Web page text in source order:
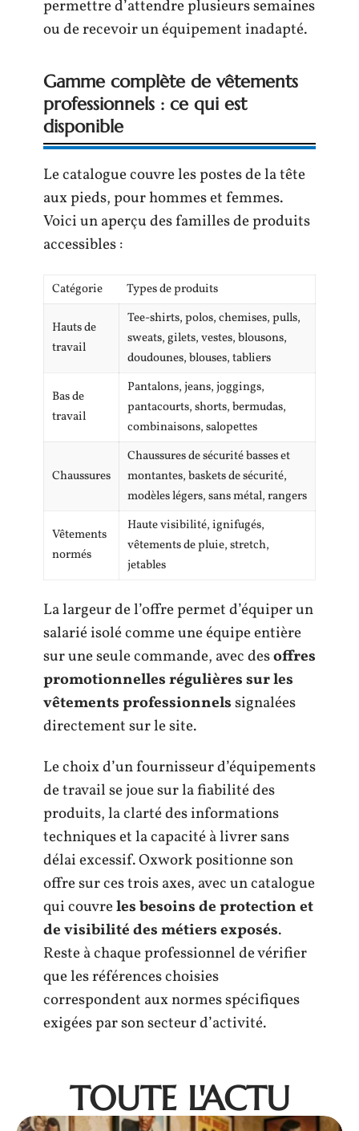
permettre d’attendre plusieurs semaines
ou de recevoir un équipement inadapté.
Gamme complète de vêtements
professionnels : ce qui est
disponible
Le catalogue couvre les postes de la tête
aux pieds, pour hommes et femmes.
Voici un aperçu des familles de produits
accessibles :
Catégorie Types de produits
Hauts de
travail
Tee-shirts, polos, chemises, pulls,
sweats, gilets, vestes, blousons,
doudounes, blouses, tabliers
Bas de
travail
Pantalons, jeans, joggings,
pantacourts, shorts, bermudas,
combinaisons, salopettes
Chaussures
Chaussures de sécurité basses et
montantes, baskets de sécurité,
modèles légers, sans métal, rangers
Vêtements
normés
Haute visibilité, ignifugés,
vêtements de pluie, stretch,
jetables
La largeur de l’offre permet d’équiper un
salarié isolé comme une équipe entière
sur une seule commande, avec desoffres
promotionnelles régulières sur les
vêtements professionnelssignalées
directement sur le site.
Le choix d’un fournisseur d’équipements
de travail se joue sur la fiabilité des
produits, la clarté des informations
techniques et la capacité à livrer sans
délai excessif. Oxwork positionne son
offre sur ces trois axes, avec un catalogue
qui couvreles besoins de protection et
de visibilité des métiers exposés.
Reste à chaque professionnel de vérifier
que les références choisies
correspondent aux normes spécifiques
exigées par son secteur d’activité.
TOUTE L'ACTU